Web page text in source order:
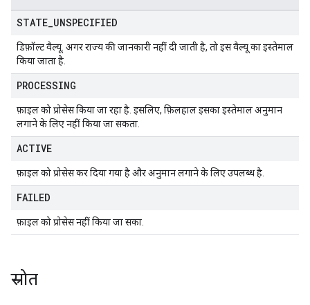
STATE UNSPECIFIED
डिफ़ॉल्ट वैल्यू. अगर राज्य की जानकारी नहीं दी जाती है, तो इस वैल्यू का इस्तेमाल
किया जाता है.
PROCESSING
फ़ाइल को प्रोसेस किया जा रहा है. इसलिए, फ़िलहाल इसका इस्तेमाल अनुमान
लगाने के लिए नहीं किया जा सकता.
ACTIVE
फ़ाइल को प्रोसेस कर दिया गया है और अनुमान लगाने के लिए उपलब्ध है.
FAILED
फ़ाइल को प्रोसेस नहीं किया जा सका.
स्रोत